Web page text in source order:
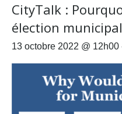
CityTalk :
élection
13 octobre 2022 @ 12h00